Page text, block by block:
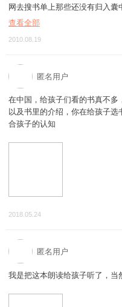
不过，也可以理解为0-1岁孩子
国爸爸妈妈都会这样想：这个年
是爷爷奶奶辈的。其实最初我
现在想来当然是对这类图书的
等的翻看效果是根本不能同日
起的关注不够，得到的重视不足。
抛却这一点个人认为的遗憾，本
（具体可参见本书推荐目录）我
非常薄，也不大的一本书，但
遗憾吧，有些书在当前比较活
3、《朗读手册》和《打造儿童
网去搜书单上那些还没有归入
心安。好书，怎么能错过，怎么
是否完全客观，仅从这个工作
从作者对每本书丰富生动的评
样，译者王林贡献出来的那份
最后，恐怕也不知道花费了多少
选书者、推荐者花费的时间，正
这本书功德无量。
3。个人以为，关心孩子阅读的
5。做了几年当当的钻石VIP，
6。当当应该给我发奖。
查看全部
2010.08.19
匿名用户
在中国，给孩子们看的书真不多
以及书里的介绍，你在给孩子
合孩子的认知
2018.05.24
匿名用户
我是把这本朗读给孩子听了，当